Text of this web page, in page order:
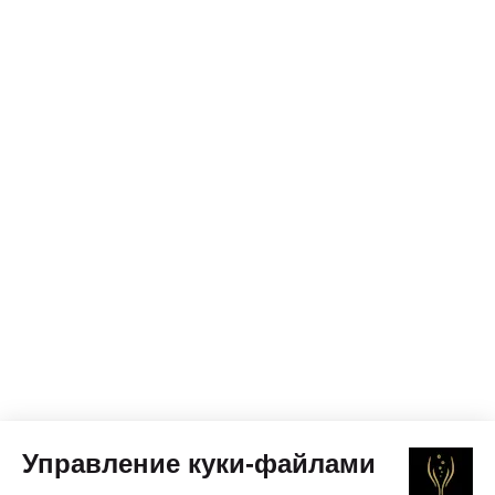
Управление куки-файлами